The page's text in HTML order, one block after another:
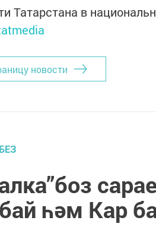
Татарстана в
новости
һәм Кар